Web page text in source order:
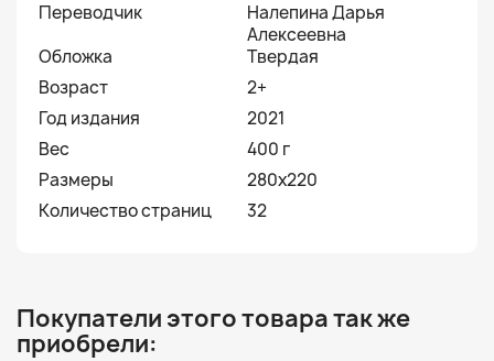
Переводчик
Налепина Дарья
Алексеевна
Обложка
Твердая
Возраст
2+
Год издания
2021
Вес
400 г
Размеры
280х220
Количество страниц
32
Покупатели этого товара так же
приобрели: